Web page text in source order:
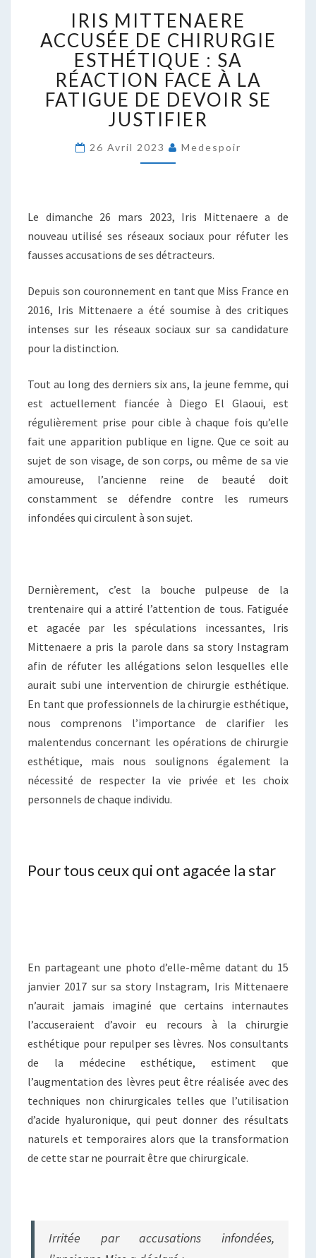
MITTENAERE
ACCUSÉE
DE
CHIRURGIE
ESTHÉTIQUE
:
SA
RÉACTION
FACE
À
DEVOIR
SE
JUSTIFIER
IRIS MITTENAERE
ACCUSÉE DE CHIRURGIE
ESTHÉTIQUE : SA
RÉACTION FACE À LA
FATIGUE DE DEVOIR SE
JUSTIFIER
26 Avril 2023 Medespoir
Le dimanche 26 mars 2023, Iris Mittenaere a de
nouveau utilisé ses réseaux sociaux pour réfuter les
fausses accusations de ses détracteurs.
Depuis son couronnement en tant que Miss France en
2016, Iris Mittenaere a été soumise à des critiques
intenses sur les réseaux sociaux sur sa candidature
pour la distinction.
Tout au long des derniers six ans, la jeune femme, qui
est actuellement fiancée à Diego El Glaoui, est
régulièrement prise pour cible à chaque fois qu’elle
fait une apparition publique en ligne. Que ce soit au
sujet de son visage, de son corps, ou même de sa vie
amoureuse, l’ancienne reine de beauté doit
constamment se défendre contre les rumeurs
infondées qui circulent à son sujet.
Dernièrement, c’est la bouche pulpeuse de la
trentenaire qui a attiré l’attention de tous. Fatiguée
et agacée par les spéculations incessantes, Iris
Mittenaere a pris la parole dans sa story Instagram
afin de réfuter les allégations selon lesquelles elle
aurait subi une intervention de chirurgie esthétique.
En tant que professionnels de la chirurgie esthétique,
nous comprenons l’importance de clarifier les
malentendus concernant les opérations de chirurgie
esthétique, mais nous soulignons également la
nécessité de respecter la vie privée et les choix
personnels de chaque individu.
Pour tous ceux qui ont agacée la star
En partageant une photo d’elle-même datant du 15
janvier 2017 sur sa story Instagram, Iris Mittenaere
n’aurait jamais imaginé que certains internautes
l’accuseraient d’avoir eu recours à la chirurgie
esthétique pour repulper ses lèvres. Nos consultants
de la médecine esthétique, estiment que
l’augmentation des lèvres peut être réalisée avec des
techniques non chirurgicales telles que l’utilisation
d’acide hyaluronique, qui peut donner des résultats
naturels et temporaires alors que la transformation
de cette star ne pourrait être que chirurgicale.
Irritée par accusations infondées,